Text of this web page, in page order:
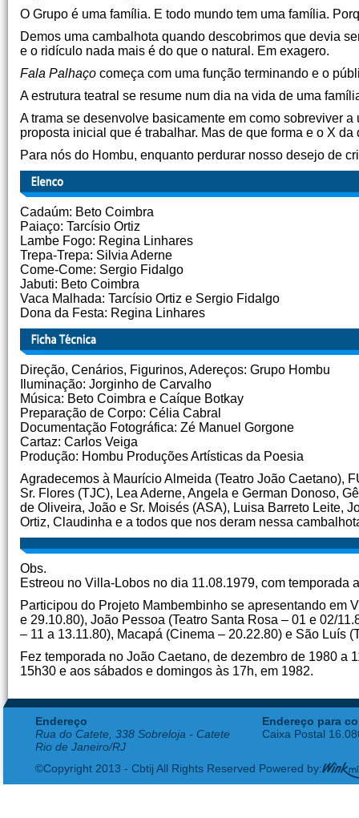
O Grupo é uma família. E todo mundo tem uma família.
Demos uma cambalhota quando descobrimos que devia
e o ridículo nada mais é do que o natural. Em exagero.
Fala Palhaço começa com uma função terminando e o
A estrutura teatral se resume num dia na vida de uma
A trama se desenvolve basicamente em como sobreviver
proposta inicial que é trabalhar. Mas de que forma e o X da
Para nós do Hombu, enquanto perdurar nosso desejo de
Cadaúm: Beto Coimbra
Paiaço: Tarcísio Ortiz
Lambe Fogo: Regina Linhares
Trepa-Trepa: Silvia Aderne
Come-Come: Sergio Fidalgo
Jabuti: Beto Coimbra
Vaca Malhada: Tarcísio Ortiz e Sergio Fidalgo
Dona da Festa: Regina Linhares
Direção, Cenários, Figurinos, Adereços: Grupo Hombu
Iluminação: Jorginho de Carvalho
Música: Beto Coimbra e Caíque Botkay
Preparação de Corpo: Célia Cabral
Documentação Fotográfica: Zé Manuel Gorgone
Cartaz: Carlos Veiga
Produção: Hombu Produções Artísticas da Poesia
Agradecemos à Maurício Almeida (Teatro João Caetano),
Sr. Flores (TJC), Lea Aderne, Angela e German Donoso,
de Oliveira, João e Sr. Moisés (ASA), Luisa Barreto Leite,
Ortiz, Claudinha e a todos que nos deram nessa
Obs.
Estreou no Villa-Lobos no dia 11.08.1979, com temporada
Participou do Projeto Mambembinho se apresentando em
e 29.10.80), João Pessoa (Teatro Santa Rosa – 01 e 02/
– 11 a 13.11.80), Macapá (Cinema – 20.22.80) e São Luís
Fez temporada no João Caetano, de dezembro de 1980 a
15h30 e aos sábados e domingos às 17h, em 1982.
Endereço
Rua do Catete, 338 Sobreloja - Catete
Rio de Janeiro/RJ
Endereço para
Caixa Postal
©Copyright 2013 - Cbtij All Rights Reserved Powered by: